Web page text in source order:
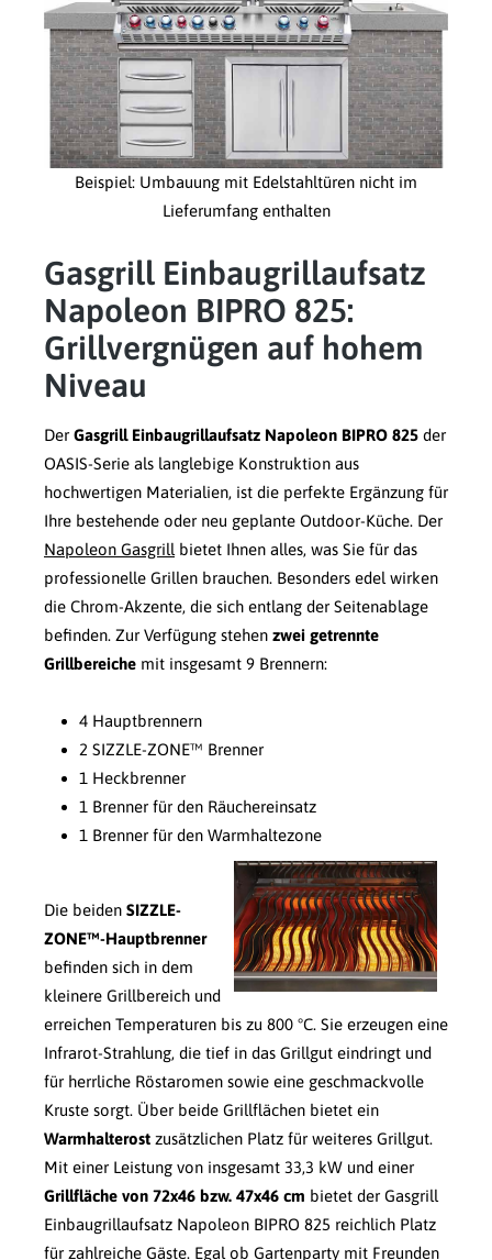
Beispiel: Umbauung mit Edelstahltüren nicht im
Lieferumfang enthalten
Gasgrill Einbaugrillaufsatz
Napoleon BIPRO 825:
Grillvergnügen auf hohem
Niveau
Der Gasgrill Einbaugrillaufsatz Napoleon BIPRO 825 der
OASIS-Serie als langlebige Konstruktion aus
hochwertigen Materialien, ist die perfekte Ergänzung für
Ihre bestehende oder neu geplante Outdoor-Küche. Der
Napoleon Gasgrill bietet Ihnen alles, was Sie für das
professionelle Grillen brauchen. Besonders edel wirken
die Chrom-Akzente, die sich entlang der Seitenablage
befinden. Zur Verfügung stehen zwei getrennte
Grillbereiche mit insgesamt 9 Brennern:
4 Hauptbrennern
2 SIZZLE-ZONE™ Brenner
1 Heckbrenner
1 Brenner für den Räuchereinsatz
1 Brenner für den Warmhaltezone
Die beiden SIZZLE-
ZONE™-Hauptbrenner
befinden sich in dem
kleinere Grillbereich und
erreichen Temperaturen bis zu 800 °C. Sie erzeugen eine
Infrarot-Strahlung, die tief in das Grillgut eindringt und
für herrliche Röstaromen sowie eine geschmackvolle
Kruste sorgt. Über beide Grillflächen bietet ein
Warmhalterost zusätzlichen Platz für weiteres Grillgut.
Mit einer Leistung von insgesamt 33,3 kW und einer
Grillfläche von 72x46 bzw. 47x46 cm bietet der Gasgrill
Einbaugrillaufsatz Napoleon BIPRO 825 reichlich Platz
für zahlreiche Gäste. Egal ob Gartenparty mit Freunden